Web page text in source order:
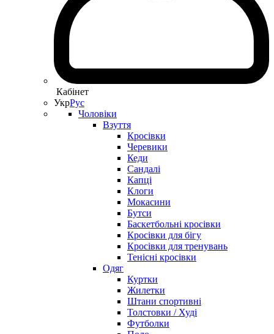
Кабінет
УкрРус
Чоловіки
Взуття
Кросівки
Черевики
Кеди
Сандалі
Капці
Клоги
Мокасини
Бутси
Баскетбольні кросівки
Кросівки для бігу
Кросівки для тренувань
Тенісні кросівки
Одяг
Куртки
Жилетки
Штани спортивні
Толстовки / Худі
Футболки